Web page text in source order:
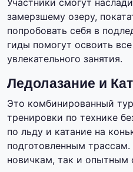
Участники смогут
замерзшему озеру,
попробовать себя в
гиды помогут освоить
увлекательного занятия.
Ледолазание и
Это комбинированный
тренировки по технике
по льду и катание на
подготовленным
новичкам, так и опытным